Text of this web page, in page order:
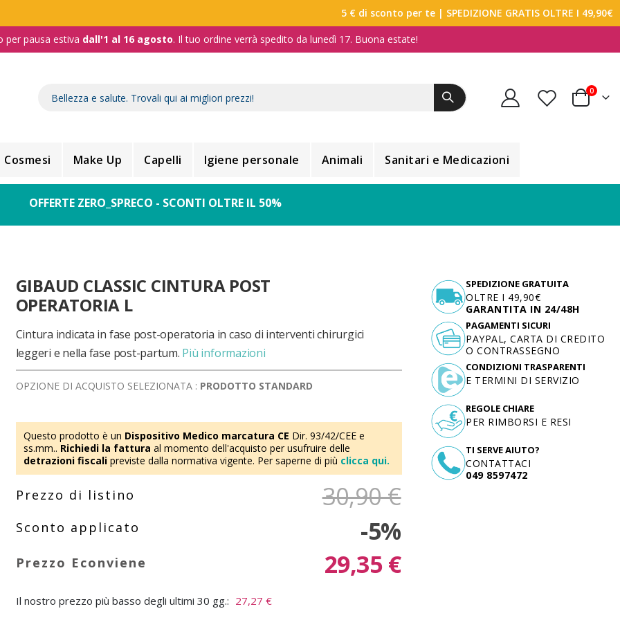
5 € di sconto per te | SPEDIZIONE GRATIS OLTRE I 49,90€
per pausa estiva dall'1 al 16 agosto. Il tuo ordine verrà spedito da lunedì 17. Buona estate!
Carrello
0
Cosmesi Make Up Capelli Igiene personale Animali Sanitari e Medicazioni
OFFERTE ZERO_SPRECO - SCONTI OLTRE IL 50%
GIBAUD CLASSIC CINTURA POST
OPERATORIA L
Cintura indicata in fase post-operatoria in caso di interventi chirurgici
leggeri e nella fase post-partum. Più informazioni
OPZIONE DI ACQUISTO SELEZIONATA : PRODOTTO STANDARD
Questo prodotto è un Dispositivo Medico marcatura CE Dir. 93/42/CEE e
ss.mm.. Richiedi la fattura al momento dell'acquisto per usufruire delle
detrazioni fiscalipreviste dalla normativa vigente. Per saperne di più clicca qui.
30,90 €
-5%
29,35 €
Il nostro prezzo più basso degli ultimi 30 gg.: 27,27 €
SPEDIZIONE GRATUITA
OLTRE I 49,90€
GARANTITA IN 24/48H
TI SERVE AIUTO?
CONTATTACI
049 8597472
PAGAMENTI SICURI
PAYPAL, CARTA DI CREDITO
O CONTRASSEGNO
CONDIZIONI TRASPARENTI
E TERMINI DI SERVIZIO
REGOLE CHIARE
PER RIMBORSI E RESI